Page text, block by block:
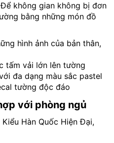
không gian không bị đơn
bằng những món đồ
hình ảnh của bản thân,
tấm vải lớn lên tường
đa dạng màu sắc pastel
tường độc đáo
với phòng ngủ